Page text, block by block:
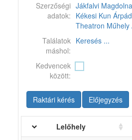
Szerzőségi
adatok:
Jákfalvi
Kékesi Kun
Theatron Műhely
Találatok
máshol:
Keresés ...
Kedvencek
között:
Raktári kérés Előjegyzés
Lelőhely